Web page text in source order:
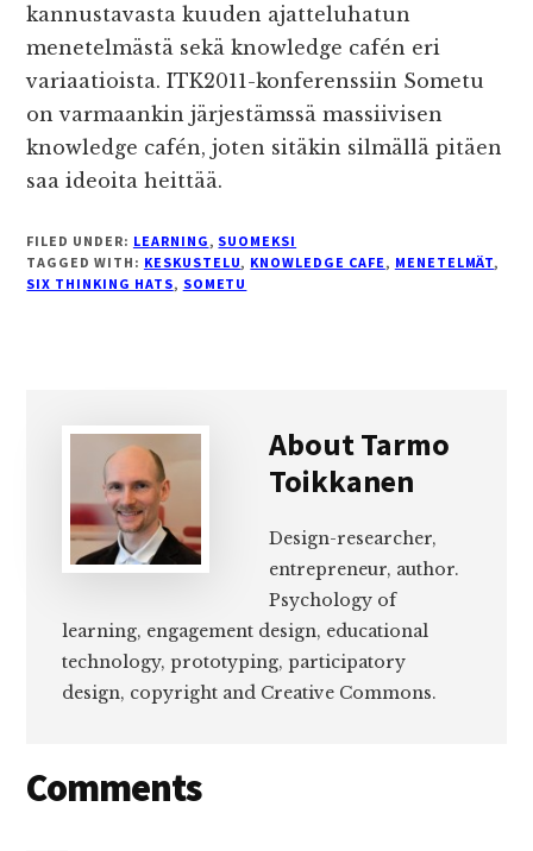
kannustavasta kuuden ajatteluhatun
menetelmästä sekä knowledge cafén eri
variaatioista. ITK2011-konferenssiin Sometu
on varmaankin järjestämssä massiivisen
knowledge cafén, joten sitäkin silmällä pitäen
saa ideoita heittää.
FILED UNDER: LEARNING, SUOMEKSI
TAGGED WITH: KESKUSTELU, KNOWLEDGE CAFE, MENETELMÄT,
SIX THINKING HATS, SOMETU
AboutTarmo
Toikkanen
Design-researcher,
entrepreneur, author.
Psychology of
learning, engagement design, educational
technology, prototyping, participatory
design, copyright and Creative Commons.
Reader
Comments